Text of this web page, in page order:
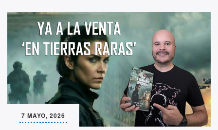
7 MAYO, 2026